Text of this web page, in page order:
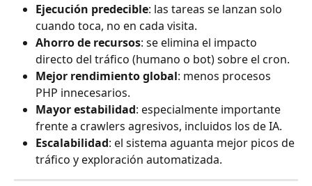
Ejecución predecible: las tareas se lanzan solo
cuando toca, no en cada visita.
Ahorro de recursos: se elimina el impacto
directo del tráfico (humano o bot) sobre el cron.
Mejor rendimiento global: menos procesos
PHP innecesarios.
Mayor estabilidad: especialmente importante
frente a crawlers agresivos, incluidos los de IA.
Escalabilidad: el sistema aguanta mejor picos de
tráfico y exploración automatizada.